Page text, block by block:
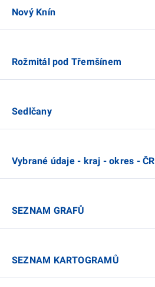
Nový Knín
Rožmitál pod Třemšínem
Sedlčany
Vybrané údaje - kraj - okres - ČR
SEZNAM GRAFŮ
SEZNAM KARTOGRAMŮ